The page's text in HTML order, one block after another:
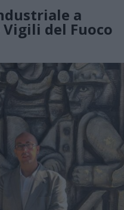
a
del Fuoco